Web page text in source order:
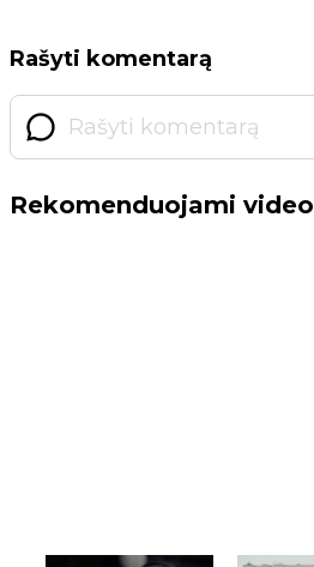
Rašyti komentarą
Rekomenduojami video